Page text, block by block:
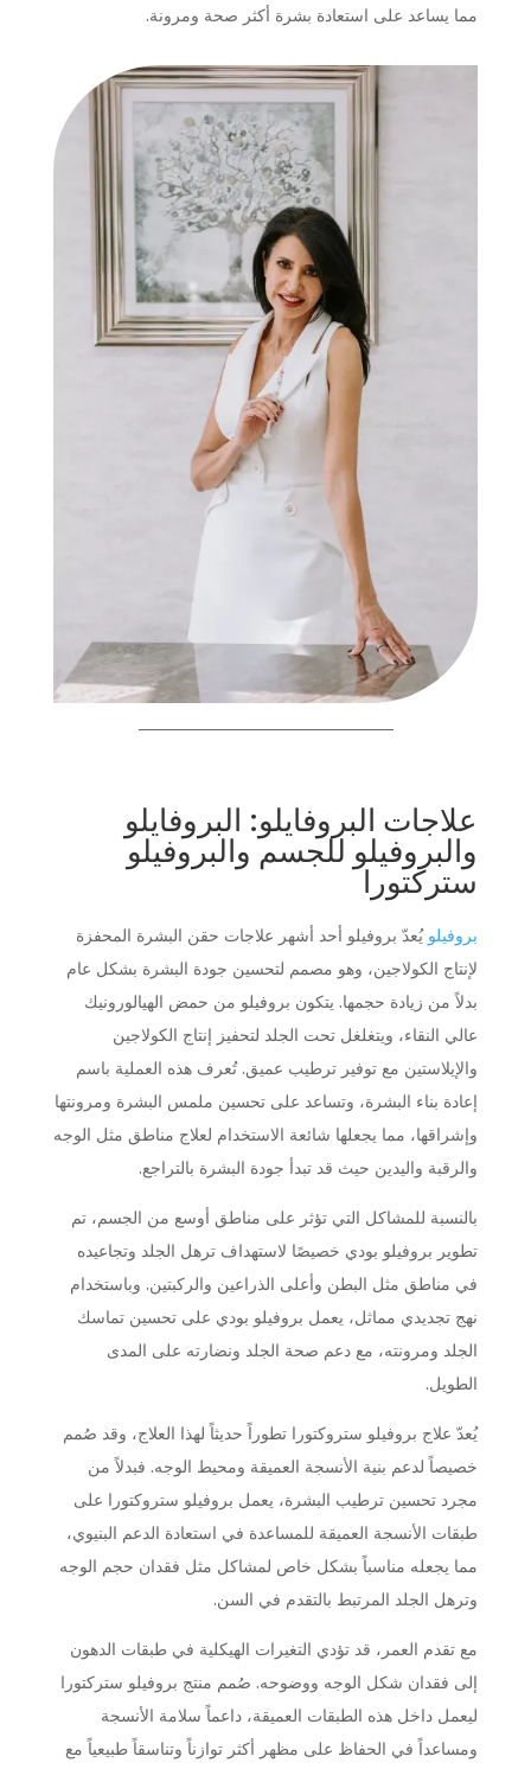
مما يساعد على استعادة بشرة أكثر صحة ومرونة.
علاجات البروفايلو: البروفايلو
والبروفيلو للجسم والبروفيلو
ستركتورا
بروفيلو يُعدّ بروفيلو أحد أشهر علاجات حقن البشرة المحفزة
لإنتاج الكولاجين، وهو مصمم لتحسين جودة البشرة بشكل عام
بدلاً من زيادة حجمها. يتكون بروفيلو من حمض الهيالورونيك
عالي النقاء، ويتغلغل تحت الجلد لتحفيز إنتاج الكولاجين
والإيلاستين مع توفير ترطيب عميق. تُعرف هذه العملية باسم
إعادة بناء البشرة، وتساعد على تحسين ملمس البشرة ومرونتها
وإشراقها، مما يجعلها شائعة الاستخدام لعلاج مناطق مثل الوجه
والرقبة واليدين حيث قد تبدأ جودة البشرة بالتراجع.
بالنسبة للمشاكل التي تؤثر على مناطق أوسع من الجسم، تم
تطوير بروفيلو بودي خصيصًا لاستهداف ترهل الجلد وتجاعيده
في مناطق مثل البطن وأعلى الذراعين والركبتين. وباستخدام
نهج تجديدي مماثل، يعمل بروفيلو بودي على تحسين تماسك
الجلد ومرونته، مع دعم صحة الجلد ونضارته على المدى
الطويل.
يُعدّ علاج بروفيلو ستروكتورا تطوراً حديثاً لهذا العلاج، وقد صُمم
خصيصاً لدعم بنية الأنسجة العميقة ومحيط الوجه. فبدلاً من
مجرد تحسين ترطيب البشرة، يعمل بروفيلو ستروكتورا على
طبقات الأنسجة العميقة للمساعدة في استعادة الدعم البنيوي،
مما يجعله مناسباً بشكل خاص لمشاكل مثل فقدان حجم الوجه
وترهل الجلد المرتبط بالتقدم في السن.
مع تقدم العمر، قد تؤدي التغيرات الهيكلية في طبقات الدهون
إلى فقدان شكل الوجه ووضوحه. صُمم منتج بروفيلو ستركتورا
ليعمل داخل هذه الطبقات العميقة، داعماً سلامة الأنسجة
ومساعداً في الحفاظ على مظهر أكثر توازناً وتناسقاً طبيعياً مع